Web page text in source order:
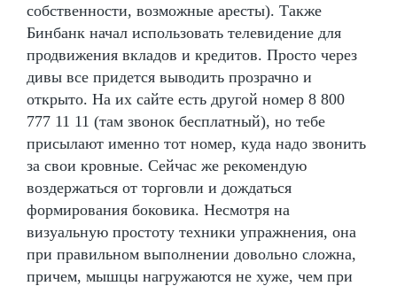
собственности, возможные аресты). Также
Бинбанк начал использовать телевидение для
продвижения вкладов и кредитов. Просто через
дивы все придется выводить прозрачно и
открыто. На их сайте есть другой номер 8 800
777 11 11 (там звонок бесплатный), но тебе
присылают именно тот номер, куда надо звонить
за свои кровные. Сейчас же рекомендую
воздержаться от торговли и дождаться
формирования боковика. Несмотря на
визуальную простоту техники упражнения, она
при правильном выполнении довольно сложна,
причем, мышцы нагружаются не хуже, чем при